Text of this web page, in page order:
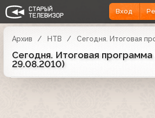
Вход
Архив НТВ Сегодня. Итоговая
Сегодня. Итоговая
29.08.2010)